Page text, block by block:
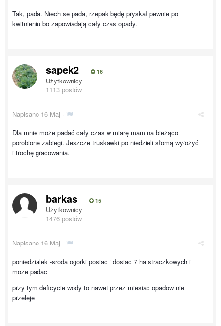
Tak, pada. Niech se pada, rzepak będę pryskał pewnie po
kwitnieniu bo zapowiadają cały czas opady.
sapek2 16
Użytkownicy
1113 postów
Napisano 16 Maj ·
Dla mnie może padać cały czas w miarę mam na bieżąco
porobione zabiegi. Jeszcze truskawki po niedzieli słomą wyłożyć
i trochę gracowania.
barkas 15
Użytkownicy
1476 postów
Napisano 16 Maj ·
poniedzialek -sroda ogorki posiac i dosiac 7 ha straczkowych i
moze padac
przy tym deficycie wody to nawet przez miesiac opadow nie
przeleje